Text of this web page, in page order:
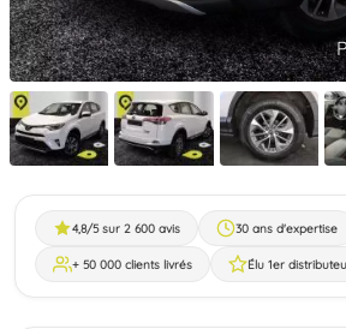
4,8/5 sur 2 600 avis 30 ans d'expertise
+ 50 000 clients livrés Élu 1er